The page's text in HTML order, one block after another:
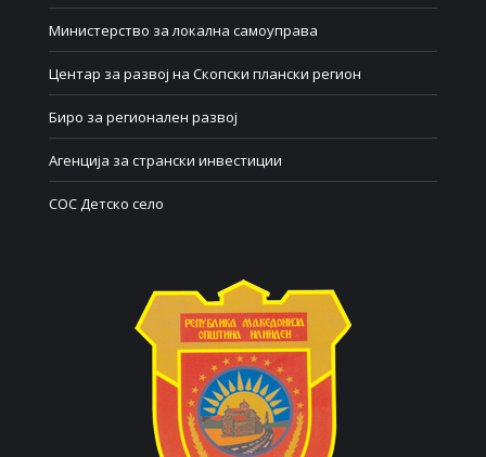
Министерство за локална самоуправа
Центар за развој на Скопски плански регион
Биро за регионален развој
Агенција за странски инвестиции
СОС Детско село